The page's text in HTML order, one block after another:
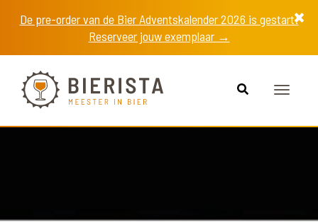
De pre-order van de Bier Adventskalender 2026 is gestart!
Reserveer jouw exemplaar →
Toggle